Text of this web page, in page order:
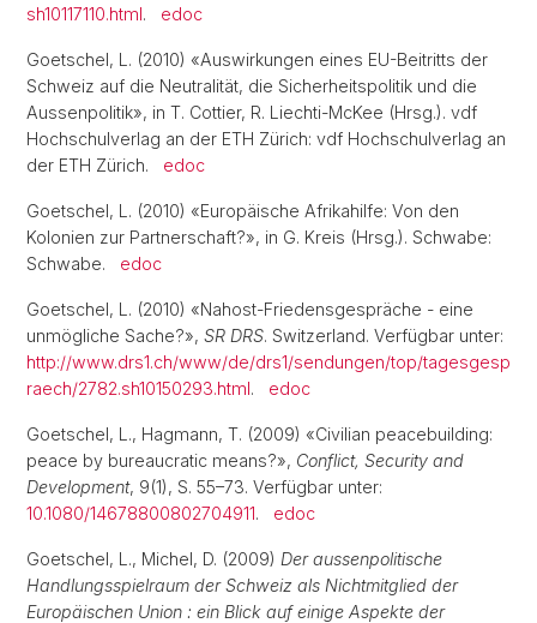
sh10117110.html. edoc
Goetschel, L. (2010) «Auswirkungen eines EU-Beitritts der
Schweiz auf die Neutralität, die Sicherheitspolitik und die
Aussenpolitik», in T. Cottier, R. Liechti-McKee (Hrsg.). vdf
Hochschulverlag an der ETH Zürich: vdf Hochschulverlag an
der ETH Zürich. edoc
Goetschel, L. (2010) «Europäische Afrikahilfe: Von den
Kolonien zur Partnerschaft?», in G. Kreis (Hrsg.). Schwabe:
Schwabe. edoc
Goetschel, L. (2010) «Nahost-Friedensgespräche - eine
unmögliche Sache?», SR DRS. Switzerland. Verfügbar unter:
http://www.drs1.ch/www/de/drs1/sendungen/top/tagesgesp
raech/2782.sh10150293.html. edoc
Goetschel, L., Hagmann, T. (2009) «Civilian peacebuilding:
peace by bureaucratic means?», Conflict, Security and
Development, 9(1), S. 55–73. Verfügbar unter:
10.1080/14678800802704911. edoc
Goetschel, L., Michel, D. (2009) Der aussenpolitische
Handlungsspielraum der Schweiz als Nichtmitglied der
Europäischen Union : ein Blick auf einige Aspekte der